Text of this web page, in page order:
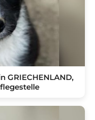
GRIECHENLAND,